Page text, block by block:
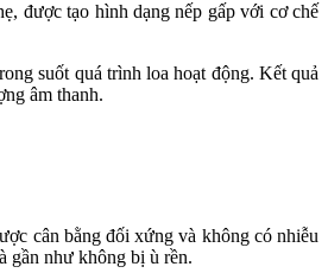
được tạo hình dạng nếp gấp với cơ chế
suốt quá trình loa hoạt động. Kết quả
âm thanh.
cân bằng đối xứng và không có nhiễu
gần như không bị ù rền.